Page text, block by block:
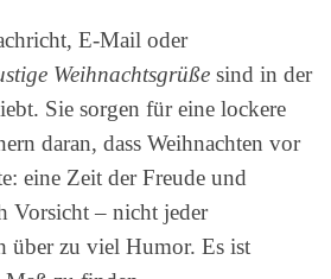
E-Mail oder
Weihnachtsgrüße sind in der
Sie sorgen für eine lockere
daran, dass Weihnachten vor
eine Zeit der Freude und
Vorsicht – nicht jeder
über zu viel Humor. Es ist